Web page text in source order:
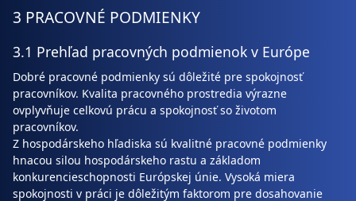
3 PRACOVNÉ PODMIENKY
3.1 Prehľad pracovných podmienok v Európe
Dobré pracovné podmienky sú dôležité pre spokojnosť
pracovníkov. Kvalita pracovného prostredia výrazne
ovplyvňuje celkovú prácu a spokojnosť so životom
pracovníkov.
Z hospodárskeho hľadiska sú kvalitné pracovné podmienky
hnacou silou hospodárskeho rastu a základom
konkurencieschopnosti Európskej únie. Vysoká miera
spokojnosti v práci je dôležitým faktorom pre dosahovanie